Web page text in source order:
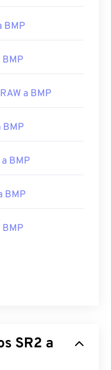
BMP
BMP
a BMP
BMP
BMP
BMP
BMP
a